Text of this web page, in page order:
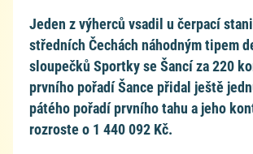
Jeden z výherců vsadil u čerpací
středních Čechách náhodným tipem
sloupečků Sportky se Šancí za 220
prvního pořadí Šance přidal ještě
pátého pořadí prvního tahu a jeho
rozroste o 1 440 092 Kč.